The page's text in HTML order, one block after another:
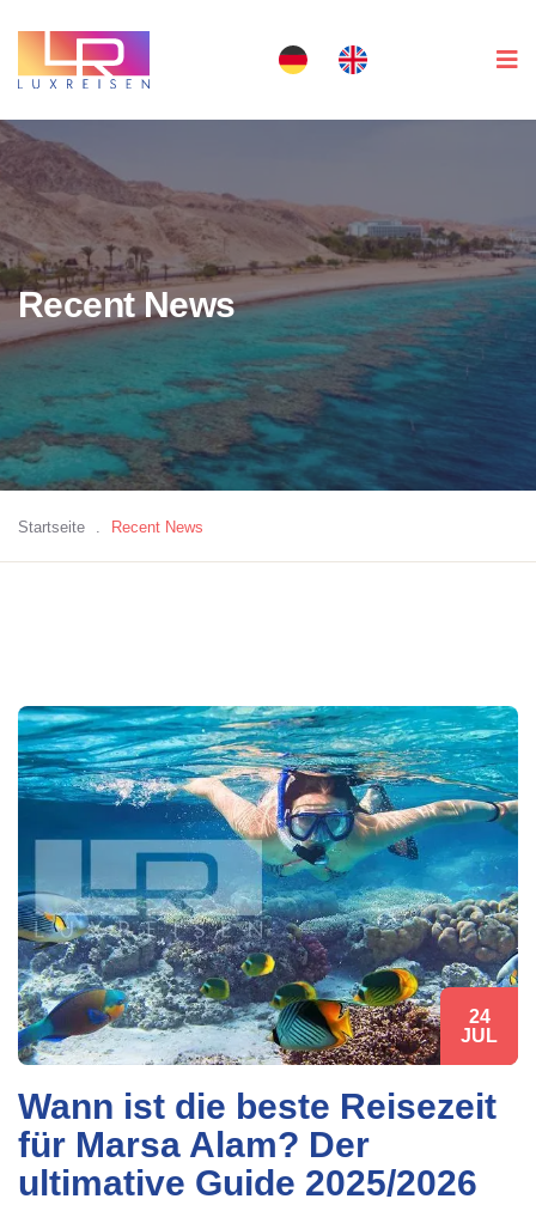
Recent News
Startseite . Recent News
24
JUL
Wann ist die beste Reisezeit
für Marsa Alam? Der
ultimative Guide 2025/2026